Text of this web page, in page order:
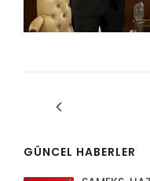
GÜNCEL HABERLER